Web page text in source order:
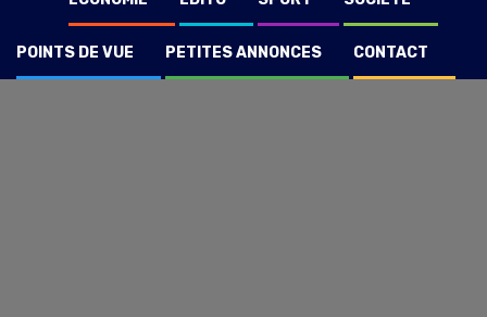
POINTS DE VUE PETITES ANNONCES CONTACT